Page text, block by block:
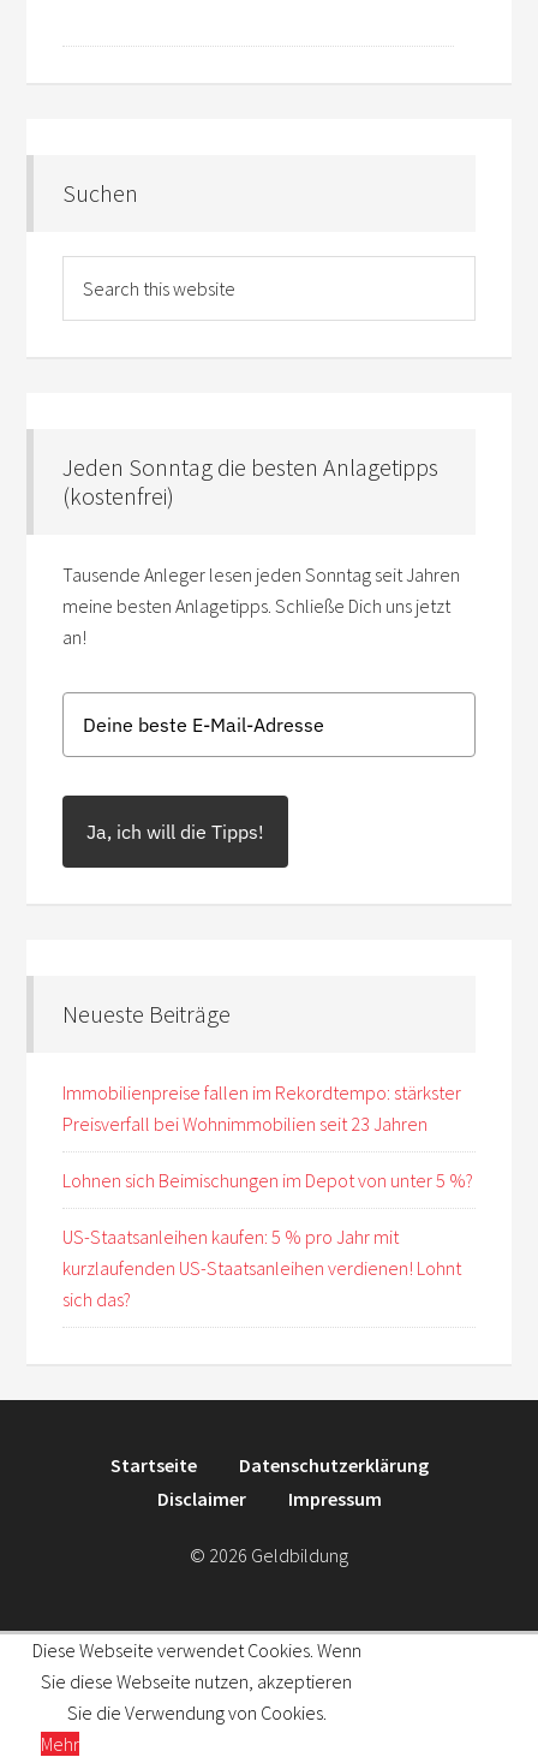
Suchen
Jeden Sonntag die besten Anlagetipps
(kostenfrei)
Tausende Anleger lesen jeden Sonntag seit Jahren
meine besten Anlagetipps. Schließe Dich uns jetzt
an!
Ja, ich will die Tipps!
Neueste Beiträge
Immobilienpreise fallen im Rekordtempo: stärkster
Preisverfall bei Wohnimmobilien seit 23 Jahren
Lohnen sich Beimischungen im Depot von unter 5 %?
US-Staatsanleihen kaufen: 5 % pro Jahr mit
kurzlaufenden US-Staatsanleihen verdienen! Lohnt
sich das?
Startseite
Datenschutzerklärung
Disclaimer
Impressum
© 2026 Geldbildung
Diese Webseite verwendet Cookies. Wenn
Sie diese Webseite nutzen, akzeptieren
Sie die Verwendung von Cookies.
Mehr